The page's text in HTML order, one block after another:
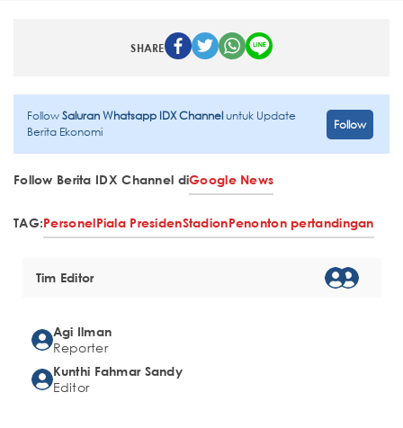
SHARE
FollowSaluran Whatsapp IDX Channeluntuk Update
Berita Ekonomi
Follow
Follow Berita IDX Channel diGoogle News
TAG:PersonelPiala PresidenStadionPenonton pertandingan
Tim Editor
Agi Ilman
Reporter
Kunthi Fahmar Sandy
Editor